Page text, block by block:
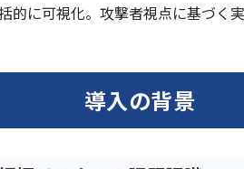
に可視化。攻撃者視点に基づく
導入の背景